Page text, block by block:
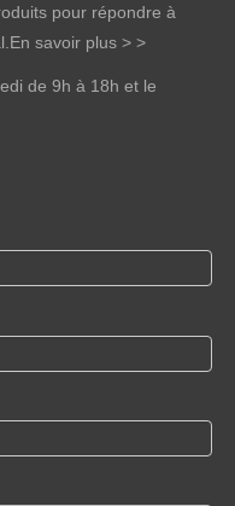
pour répondre à
En savoir plus > >
de 9h à 18h et le